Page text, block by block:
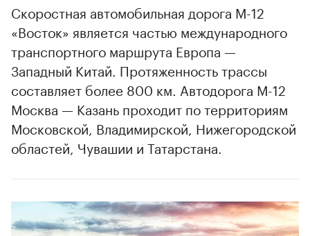
Скоростная автомобильная дорога М-12
«Восток» является частью международного
транспортного маршрута Европа —
Западный Китай. Протяженность трассы
составляет более 800 км. Автодорога М-12
Москва — Казань проходит по территориям
Московской, Владимирской, Нижегородской
областей, Чувашии и Татарстана.